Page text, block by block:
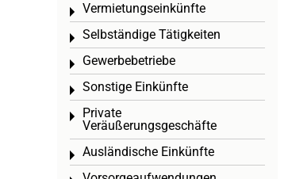
Vermietungseinkünfte
Toggle menu
Selbständige Tätigkeiten
Toggle menu
Gewerbebetriebe
Toggle menu
Sonstige Einkünfte
Toggle menu
Private
Veräußerungsgeschäfte
Toggle menu
Ausländische Einkünfte
Toggle menu